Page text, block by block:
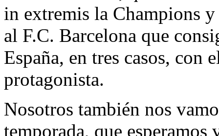
in extremis la Champions
al F.C. Barcelona que
España, en tres casos,
protagonista.
Nosotros también nos
temporada, que esperamos